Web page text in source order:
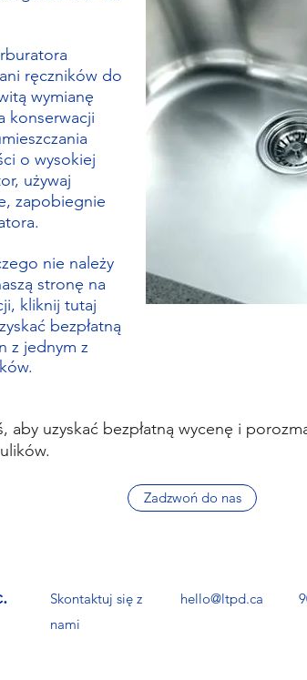
ręczników do
wymianę
konserwacji
o wysokiej
używaj
zapobiegnie
nie należy
stronę na
kliknij tutaj
bezpłatną
z jednym z
aby uzyskać bezpłatną wycenę i
Zadzwoń do nas
Skontaktuj się z
nami
hello@ltpd.ca